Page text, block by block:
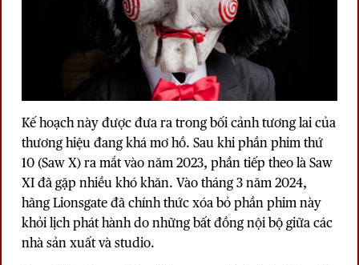
Kế hoạch này được đưa ra trong bối cảnh tương lai của
thương hiệu đang khá mơ hồ. Sau khi phần phim thứ
10 (Saw X) ra mắt vào năm 2023, phần tiếp theo là Saw
XI đã gặp nhiều khó khăn. Vào tháng 3 năm 2024,
hãng Lionsgate đã chính thức xóa bỏ phần phim này
khỏi lịch phát hành do những bất đồng nội bộ giữa các
nhà sản xuất và studio.